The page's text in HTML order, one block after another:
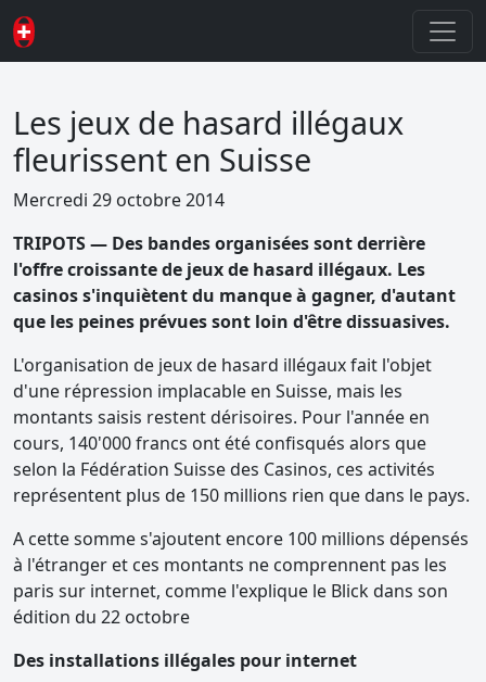
Les jeux de hasard illégaux
fleurissent en Suisse
Mercredi 29 octobre 2014
TRIPOTS — Des bandes organisées sont derrière
l'offre croissante de jeux de hasard illégaux. Les
casinos s'inquiètent du manque à gagner, d'autant
que les peines prévues sont loin d'être dissuasives.
L'organisation de jeux de hasard illégaux fait l'objet
d'une répression implacable en Suisse, mais les
montants saisis restent dérisoires. Pour l'année en
cours, 140'000 francs ont été confisqués alors que
selon la Fédération Suisse des Casinos, ces activités
représentent plus de 150 millions rien que dans le pays.
A cette somme s'ajoutent encore 100 millions dépensés
à l'étranger et ces montants ne comprennent pas les
paris sur internet, comme l'explique le Blick dans son
édition du 22 octobre
Des installations illégales pour internet